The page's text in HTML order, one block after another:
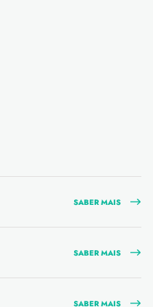
SABER MAIS
SABER MAIS
SABER MAIS